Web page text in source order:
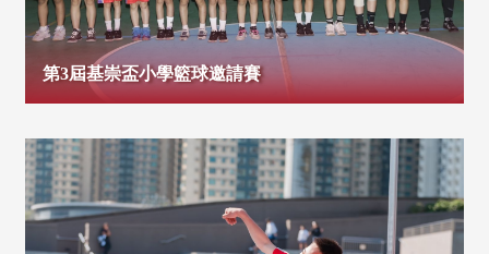
第3屆基崇盃小學籃球邀請賽